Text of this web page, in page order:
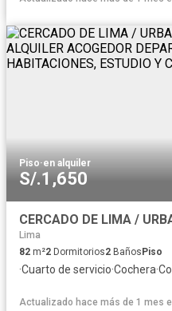
Piso·en alquiler
S/.1,650
Lima
82 m²2 Dormitorios2 Baños Piso
·Cuarto de servicio·Cochera·
Actualizado hace más de 1 mes